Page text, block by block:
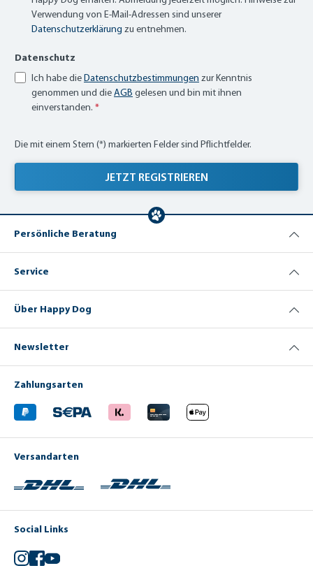
Verwendung von E-Mail-Adressen sind unserer
Datenschutzerklärung zu entnehmen.
Datenschutz
Ich habe dieDatenschutzbestimmungen zur Kenntnis
genommen und dieAGB gelesen und bin mit ihnen
einverstanden. *
Die mit einem Stern (*) markierten Felder sind Pflichtfelder.
JETZT REGISTRIEREN
Persönliche Beratung
Service
Über Happy Dog
Newsletter
Zahlungsarten
Versandarten
Social Links
Instagram
Facebook
YouTube